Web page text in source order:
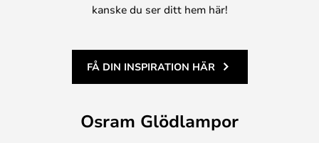
kanske du ser ditt hem här!
FÅ DIN INSPIRATION HÄR
Osram Glödlampor